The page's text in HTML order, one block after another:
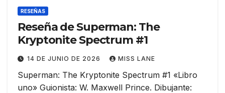
RESEÑAS
Reseña de Superman: The
Kryptonite Spectrum #1
14 DE JUNIO DE 2026 MISS LANE
Superman: The Kryptonite Spectrum #1 «Libro
uno» Guionista: W. Maxwell Prince. Dibujante: